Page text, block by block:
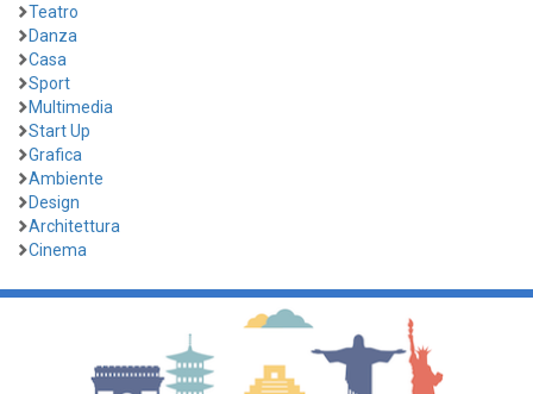
Teatro
Danza
Casa
Sport
Multimedia
Start Up
Grafica
Ambiente
Design
Architettura
Cinema